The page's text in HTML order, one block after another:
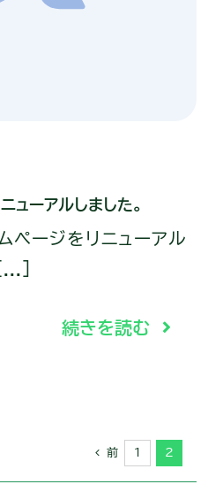
ューアルしました。
ページをリニューアル
続きを読む
前 1 2